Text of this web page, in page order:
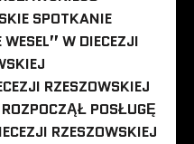
SPOTKANIE
W DIECEZJI
RZESZOWSKIEJ
POSŁUGĘ
RZESZOWSKIEJ